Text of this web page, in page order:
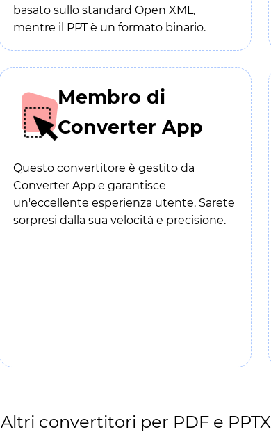
basato sullo standard Open XML,
mentre il PPT è un formato binario.
Membro di
Converter App
Questo convertitore è gestito da
Converter App e garantisce
un'eccellente esperienza utente. Sarete
sorpresi dalla sua velocità e precisione.
Altri convertitori per PDF e PPTX